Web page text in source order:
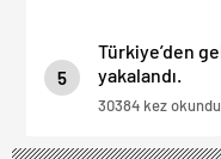
5
Türkiye’den
yakalandı.
30384 kez okundu